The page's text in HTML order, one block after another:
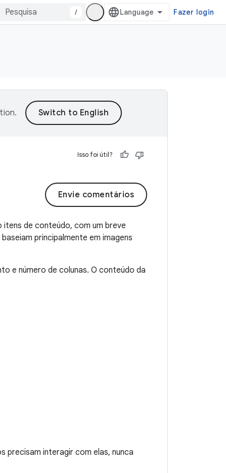
/ Fazer login
.
Isso foi útil?
Envie comentários
itens de conteúdo, com um breve
principalmente em imagens
e número de colunas. O conteúdo da
precisam interagir com elas, nunca